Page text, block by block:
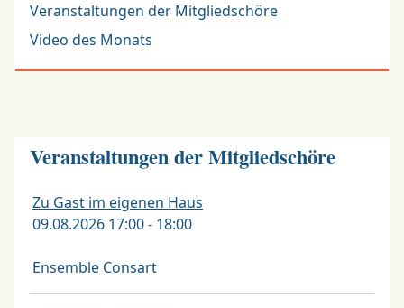
Veranstaltungen der Mitgliedschöre
Video des Monats
Veranstaltungen der Mitgliedschöre
Zu Gast im eigenen Haus
09.08.2026 17:00 - 18:00
Ensemble Consart